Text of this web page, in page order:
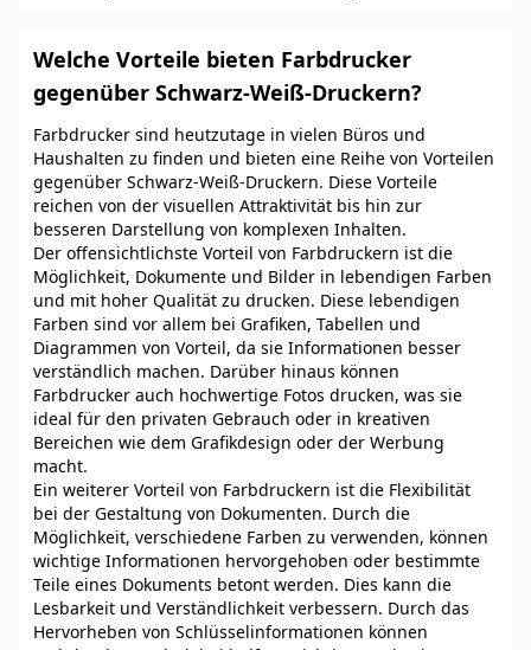
Welche Vorteile bieten Farbdrucker
gegenüber Schwarz-Weiß-Druckern?
Farbdrucker sind heutzutage in vielen Büros und
Haushalten zu finden und bieten eine Reihe von Vorteilen
gegenüber Schwarz-Weiß-Druckern. Diese Vorteile
reichen von der visuellen Attraktivität bis hin zur
besseren Darstellung von komplexen Inhalten.
Der offensichtlichste Vorteil von Farbdruckern ist die
Möglichkeit, Dokumente und Bilder in lebendigen Farben
und mit hoher Qualität zu drucken. Diese lebendigen
Farben sind vor allem bei Grafiken, Tabellen und
Diagrammen von Vorteil, da sie Informationen besser
verständlich machen. Darüber hinaus können
Farbdrucker auch hochwertige Fotos drucken, was sie
ideal für den privaten Gebrauch oder in kreativen
Bereichen wie dem Grafikdesign oder der Werbung
macht.
Ein weiterer Vorteil von Farbdruckern ist die Flexibilität
bei der Gestaltung von Dokumenten. Durch die
Möglichkeit, verschiedene Farben zu verwenden, können
wichtige Informationen hervorgehoben oder bestimmte
Teile eines Dokuments betont werden. Dies kann die
Lesbarkeit und Verständlichkeit verbessern. Durch das
Hervorheben von Schlüsselinformationen können